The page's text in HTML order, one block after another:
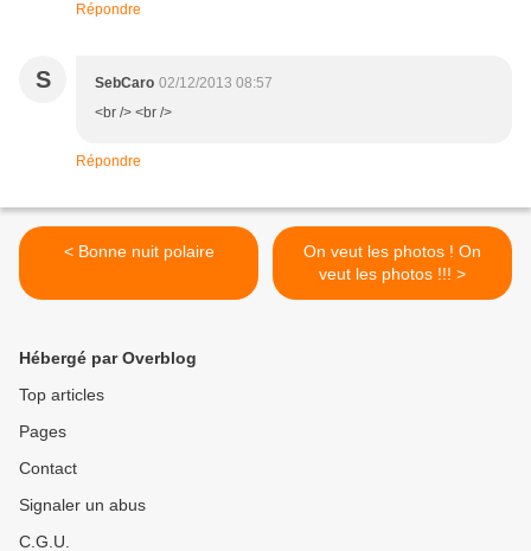
Répondre
S SebCaro 02/12/2013 08:57
<br /> <br />
Répondre
< Bonne nuit polaire
On veut les photos ! On
veut les photos !!! >
Hébergé par Overblog
Top articles
Pages
Contact
Signaler un abus
C.G.U.